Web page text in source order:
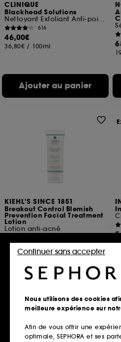
CLINIQUE
Blackhead Solutions
Nettoyant Exfoliant Anti-points Noirs
616
46,00€
36,80€ / 100ml
Ajouter au panier
KIEHL'S SINCE 1851
Breakout Control Blemish
Prevention Facial Treatment
Lotion
Lotion anti-acné
59,00€
98,33€ /100ml
Ajouter au panier
Nous utilisons des cookies
meilleure expérience sur
Afin de vous offrir une
optimale, SEPHORA et ses
Continuer sans accepter